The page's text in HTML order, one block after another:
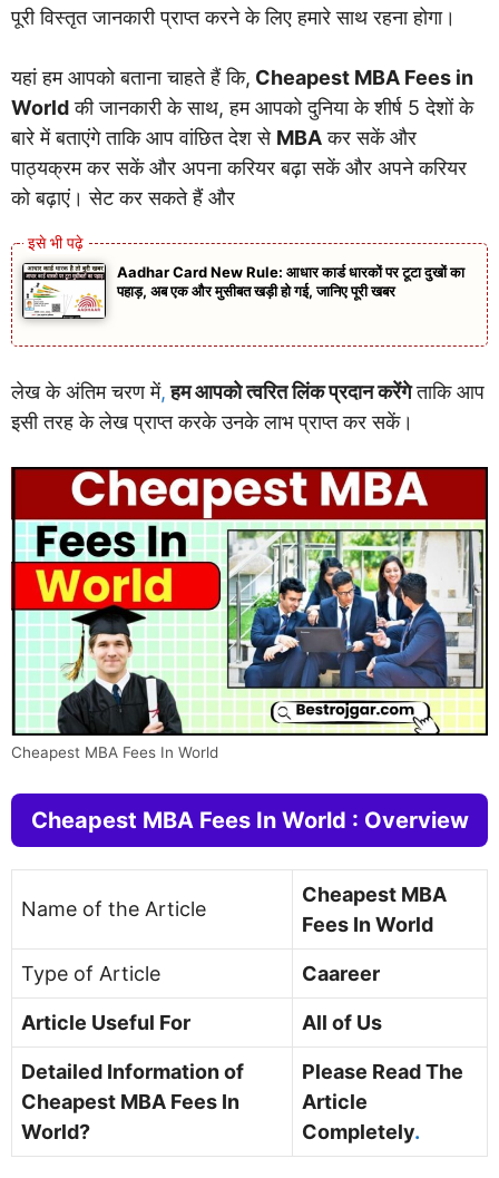
पूरी विस्तृत जानकारी प्राप्त करने के लिए हमारे साथ रहना होगा।
यहां हम आपको बताना चाहते हैं कि, Cheapest MBA Fees in
Worldकी जानकारी के साथ, हम आपको दुनिया के शीर्ष 5 देशों के
बारे में बताएंगे ताकि आप वांछित देश से MBAकर सकें और
पाठ्यक्रम कर सकें और अपना करियर बढ़ा सकें और अपने करियर
को बढ़ाएं। सेट कर सकते हैं और
Aadhar Card New Rule: आधार कार्ड धारकों पर टूटा दुखों का
पहाड़, अब एक और मुसीबत खड़ी हो गई, जानिए पूरी खबर
लेख के अंतिम चरण में,हम आपको त्वरित लिंक प्रदान करेंगेताकि आप
इसी तरह के लेख प्राप्त करके उनके लाभ प्राप्त कर सकें।
Cheapest MBA Fees In World
Cheapest MBA Fees In World : Overview
Name of the Article
Cheapest MBA
Fees In World
Type of Article Caareer
Article Useful For All of Us
Detailed Information of
Cheapest MBA Fees In
World?
Please Read The
Article
Completely.